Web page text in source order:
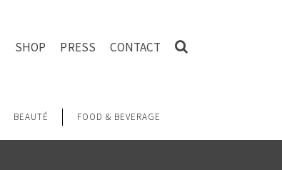
SHOP PRESS CONTACT
BEAUTÉ FOOD & BEVERAGE